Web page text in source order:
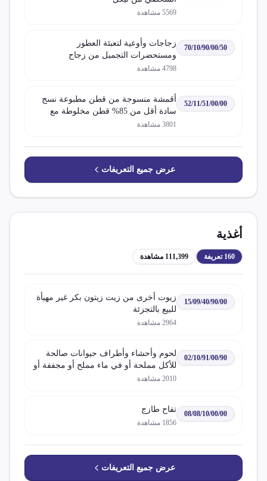
5569 مشاهدة
70/10/90/00/50
زجاجات وأوعية لتعبئة العطور
ومستحضرات التجميل من زجاج
4798 مشاهدة
52/11/51/00/00
أقمشة منسوجة من قطن مطبوعة نسج
سادة أقل من 85% قطن مخلوطة مع
ألياف تركيبية أو اصطناعية وزن المتر
3801 مشاهدة
عرض جميع التعريفات
أغذية
160 تعريفة 111,399 مشاهدة
15/09/40/90/00
زيوت أخرى من زيت زيتون بكر غير مهيأة
للبيع بالتجزئة
2964 مشاهدة
02/10/91/00/90
لحوم وأحشاء وأطراف حيوانات صالحة
للأكل مملحة أو في ماء مملح أو مجففة أو
مدخنة
2010 مشاهدة
08/08/10/00/00 تفاح طازج
1856 مشاهدة
عرض جميع التعريفات